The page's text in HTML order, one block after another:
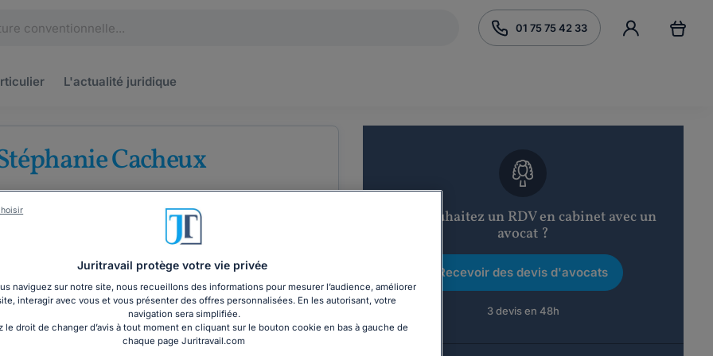
01 75 75 42 33
L'actualité juridique
Cacheux
barreau de Saint-Quentin
Droit des assurances
COORDONNÉES
Vous souhaitez un RDV en cabinet avec un
avocat ?
Recevoir des devis d'avocats
3 devis en 48h
Juritravail protège votre vie privée
naviguez sur notre site, nous recueillons des informations pour mesurer l’audience, améliorer
interagir avec vous et vous présenter des offres personnalisées. En les autorisant, votre
navigation sera simplifiée.
le droit de changer d’avis à tout moment en cliquant sur le bouton cookie en bas à gauche de
chaque page Juritravail.com